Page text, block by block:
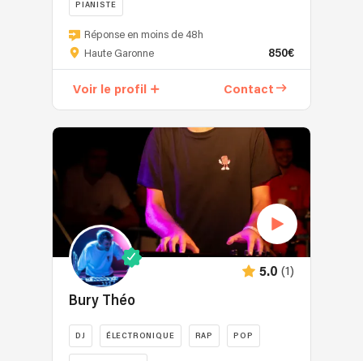
PIANISTE
Réponse en moins de 48h
Haute Garonne
850€
Voir le profil Contact
5.0 (1)
Bury Théo
DJ ÉLECTRONIQUE RAP POP